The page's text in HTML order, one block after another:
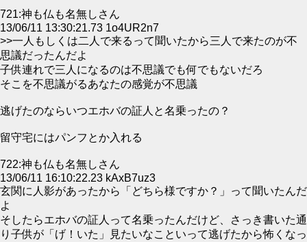
721:神も仏も名無しさん
13/06/11 13:30:21.73 1o4UR2n7
>>一人もしくは二人で来るって聞いたから三人で来たのが不
思議だったんだよ
子供連れで三人になるのは不思議でも何でもないだろ
そこを不思議がるあなたの感覚が不思議
逃げたのならいつエホバの証人と名乗ったの？
留守宅にはパンフとか入れる
722:神も仏も名無しさん
13/06/11 16:10:22.23 kAxB7uz3
玄関に人影があったから「どちら様ですか？」って聞いたんだ
よ
そしたらエホバの証人って名乗ったんだけど、さっき書いた通
り子供が「げ！いた」見たいなこといって逃げたから怖くなっ